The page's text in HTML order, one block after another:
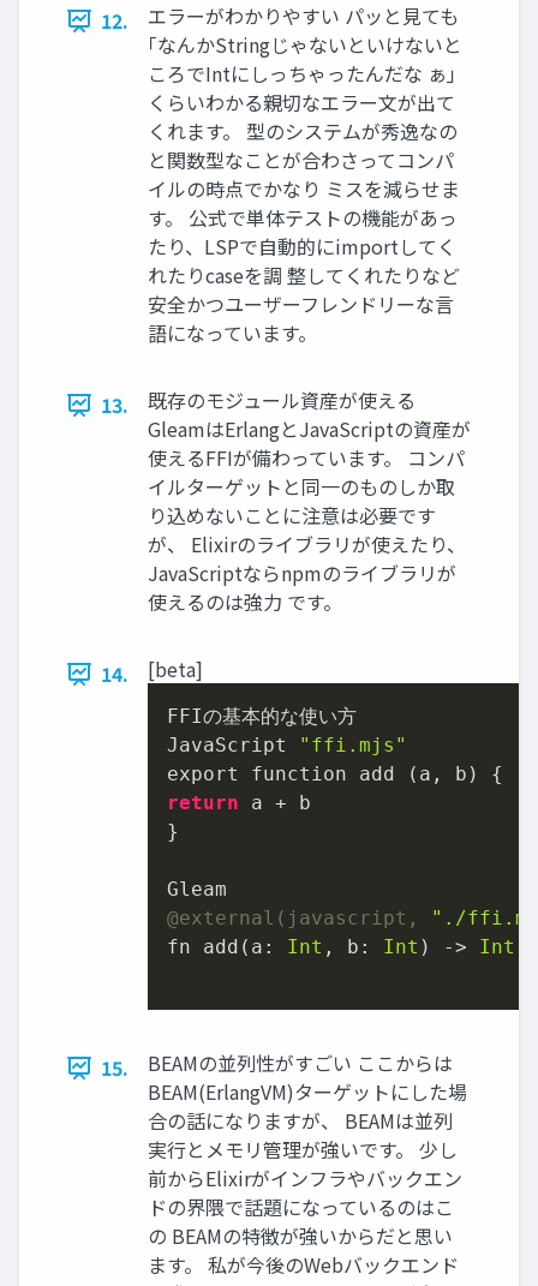
12.
エラーがわかりやすい パッと見ても
｢なんかStringじゃないといけないと
ころでIntにしっちゃったんだな ぁ｣
くらいわかる親切なエラー文が出て
くれます。 型のシステムが秀逸なの
と関数型なことが合わさってコンパ
イルの時点でかなり ミスを減らせま
す。 公式で単体テストの機能があっ
たり、LSPで自動的にimportしてく
れたりcaseを調 整してくれたりなど
安全かつユーザーフレンドリーな言
語になっています。
13.
既存のモジュール資産が使える
GleamはErlangとJavaScriptの資産が
使えるFFIが備わっています。 コンパ
イルターゲットと同一のものしか取
り込めないことに注意は必要です
が、 Elixirのライブラリが使えたり、
JavaScriptならnpmのライブラリが
使えるのは強力 です。
14. [beta]
FFIの基本的な使い方
JavaScript
"ffi.mjs"
return a + b
}
@external(javascript,
"./
fn add(a: Int , b: Int ) -> Int
15.
BEAMの並列性がすごい ここからは
BEAM(ErlangVM)ターゲットにした場
合の話になりますが、 BEAMは並列
実行とメモリ管理が強いです。 少し
前からElixirがインフラやバックエン
ドの界隈で話題になっているのはこ
の BEAMの特徴が強いからだと思い
ます。 私が今後のWebバックエンド